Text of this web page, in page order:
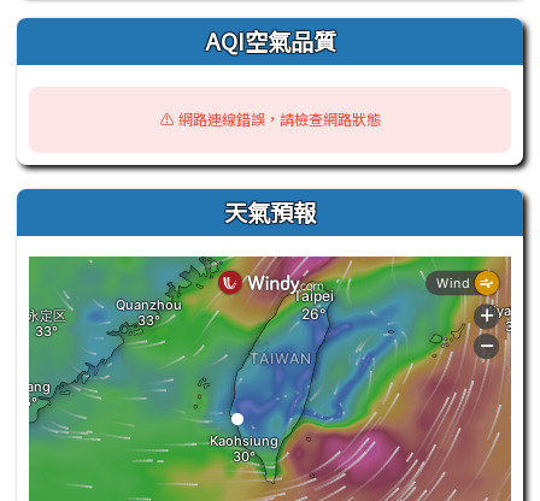
AQI空氣品質
⚠️ 網路連線錯誤，請檢查網路狀態
天氣預報